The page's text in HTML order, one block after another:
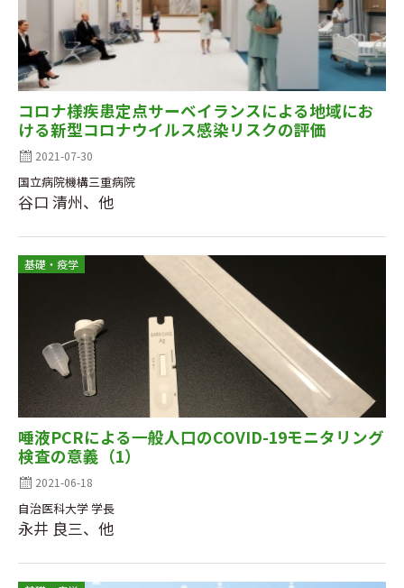
コロナ様疾患定点サーベイランスによる地域にお
ける新型コロナウイルス感染リスクの評価
2021-07-30
国立病院機構三重病院
谷口 清州、他
基礎・疫学
唾液PCRによる一般人口のCOVID-19モニタリング
検査の意義（1）
2021-06-18
自治医科大学 学長
永井 良三、他